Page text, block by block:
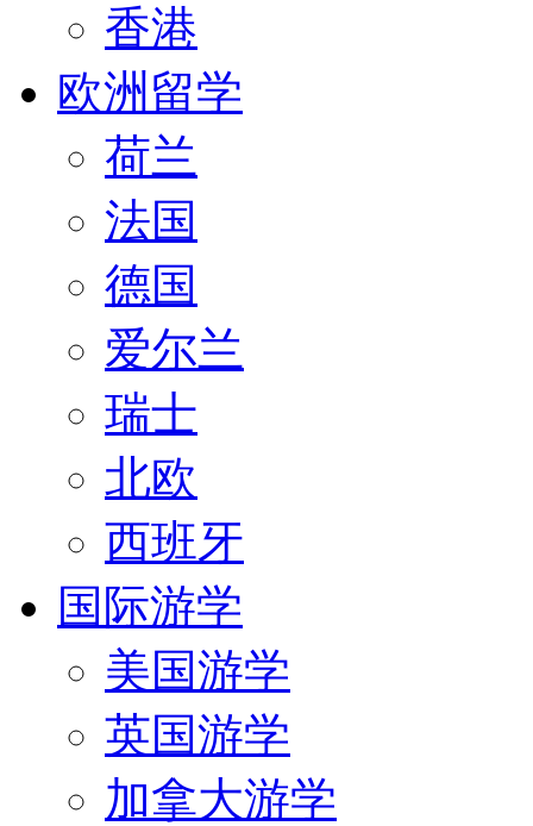
香港
欧洲留学
荷兰
法国
德国
爱尔兰
瑞士
北欧
西班牙
国际游学
美国游学
英国游学
加拿大游学